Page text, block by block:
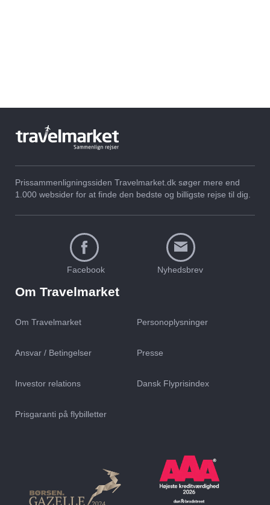
Prissammenligningssiden Travelmarket.dk søger mere end
1.000 websider for at finde den bedste og billigste rejse til dig.
Facebook Nyhedsbrev
Om Travelmarket
Om Travelmarket Personoplysninger
Ansvar / Betingelser Presse
Investor relations Dansk Flyprisindex
Prisgaranti på flybilletter